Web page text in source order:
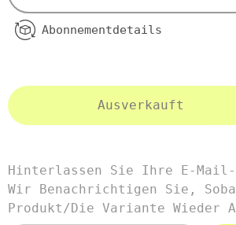
Abonnementdetails
Ausverkauft
Hinterlassen Sie Ihre E-Mail-
Wir Benachrichtigen Sie,
Produkt/die Variante Wieder